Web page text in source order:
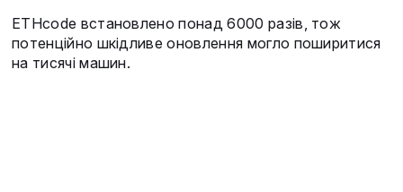
ETHcode встановлено понад 6000 разів, тож
потенційно шкідливе оновлення могло поширитися
на тисячі машин.